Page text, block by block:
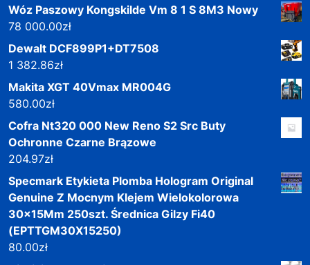
Wóz Paszowy Kongskilde Vm 8 1 S 8M3 Nowy
78 000.00zł
Dewalt DCF899P1+DT7508
1 382.86zł
Makita XGT 40Vmax MR004G
580.00zł
Cofra Nt320 000 New Reno S2 Src Buty
Ochronne Czarne Brązowe
204.97zł
Specmark Etykieta Plomba Hologram Original
Genuine Z Mocnym Klejem Wielokolorowa
30x15Mm 250szt. Średnica Gilzy Fi40
(EPTTGM30X15250)
80.00zł